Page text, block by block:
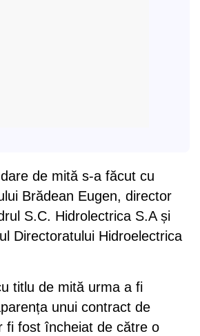
de mită s-a făcut cu
Brădean Eugen, director
S.C. Hidrolectrica S.A și
Directoratului Hidroelectrica
titlu de mită urma a fi
unui contract de
fi fost încheiat de către o